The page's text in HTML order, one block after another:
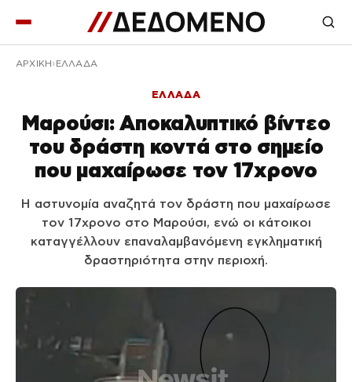
ΑΡΧΙΚΉ ΕΛΛΑΔΑ
ΕΛΛΑΔΑ
Μαρούσι: Αποκαλυπτικό βίντεο
του δράστη κοντά στο σημείο
που μαχαίρωσε τον 17χρονο
Η αστυνομία αναζητά τον δράστη που μαχαίρωσε
τον 17χρονο στο Μαρούσι, ενώ οι κάτοικοι
καταγγέλλουν επαναλαμβανόμενη εγκληματική
δραστηριότητα στην περιοχή.